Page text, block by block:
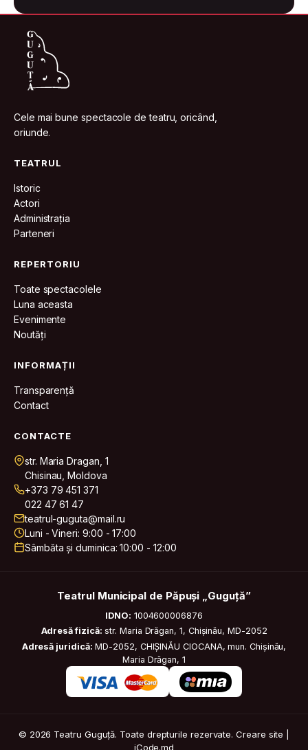
Cele mai bune spectacole de teatru, oricând,
oriunde.
TEATRUL
Istoric
Actori
Administrația
Parteneri
REPERTORIU
Toate spectacolele
Luna aceasta
Evenimente
Noutăți
INFORMAȚII
Transparență
Contact
CONTACTE
str. Maria Dragan, 1
Chisinau, Moldova
+373 79 451 371
022 47 61 47
teatrul-guguta@mail.ru
Luni - Vineri: 9:00 - 17:00
Sâmbăta și duminica: 10:00 - 12:00
Teatrul Municipal de Păpuși „Guguță”
IDNO: 1004600006876
Adresă fizică: str. Maria Drăgan, 1, Chișinău, MD-2052
Adresă juridică: MD-2052, CHIȘINĂU CIOCANA, mun. Chișinău,
Maria Drăgan, 1
© 2026 Teatru Guguță. Toate drepturile rezervate.Creare site |
iCode.md